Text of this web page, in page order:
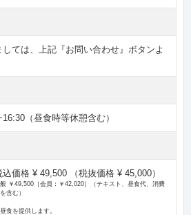
しては、上記『お問い合わせ』ボタンよ
（昼食時等休憩含む）
込価格 ¥ 49,500 （税抜価格 ¥ 45,000）
￥49,500［会員：￥42,020］（テキスト、昼食代、消費
含む）
食を提供します。